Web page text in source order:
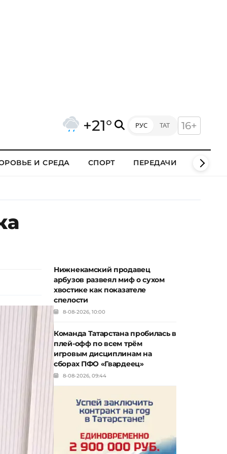
+21° РУС ТАТ 16+
И СРЕДА СПОРТ ПЕРЕДАЧИ КЛИПЫ
Нижнекамский продавец
арбузов развеял миф о сухом
хвостике как показателе
спелости
8-08-2026, 10:00
Команда Татарстана пробилась в
плей-офф по всем трём
игровым дисциплинам на
сборах ПФО «Гвардеец»
8-08-2026, 09:44